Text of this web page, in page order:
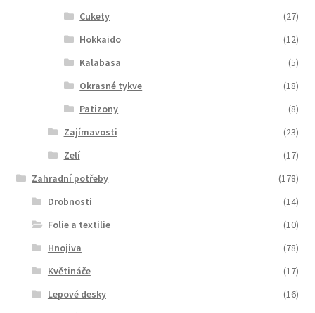
Cukety
(27)
Hokkaido
(12)
Kalabasa
(5)
Okrasné tykve
(18)
Patizony
(8)
Zajímavosti
(23)
Zelí
(17)
Zahradní potřeby
(178)
Drobnosti
(14)
Folie a textilie
(10)
Hnojiva
(78)
Květináče
(17)
Lepové desky
(16)